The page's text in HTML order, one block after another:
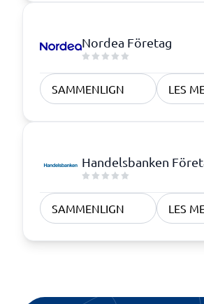
Nordea Företag
SAMMENLIGN LES
Handelsbanken
SAMMENLIGN LES